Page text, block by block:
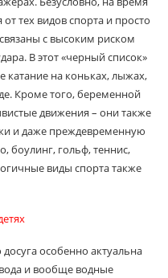
тех видов спорта и просто
с высоким риском
В этот «черный список»
катание на коньках, лыжах,
Кроме того, беременной
движения – они также
и даже преждевременную
боулинг, гольф, теннис,
виды спорта также
особенно актуальна
и вообще водные